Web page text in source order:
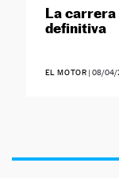
La carrera
definitiva
EL MOTOR |08/04/